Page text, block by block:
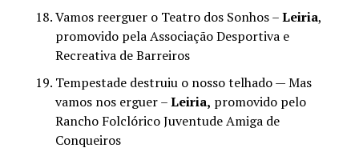
Vamos reerguer o Teatro dos Sonhos –Leiria,
promovido pela Associação Desportiva e
Recreativa de Barreiros
Tempestade destruiu o nosso telhado — Mas
vamos nos erguer –Leiria, promovido pelo
Rancho Folclórico Juventude Amiga de
Conqueiros